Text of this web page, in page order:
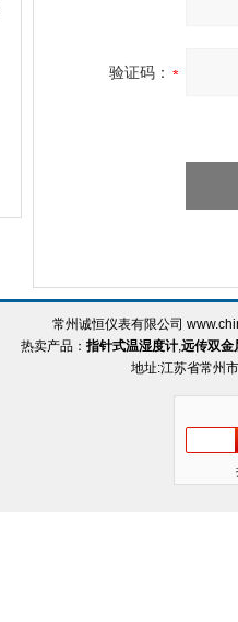
验证码：
常州诚恒仪表有限公司
热卖产品：指针式温湿度计,远传双金
地址:江苏省常州